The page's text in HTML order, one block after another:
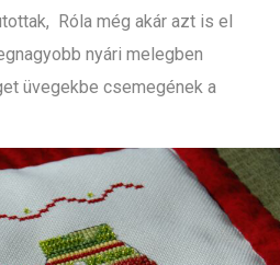
Róla még akár azt is el
nyári melegben
üvegekbe csemegének a